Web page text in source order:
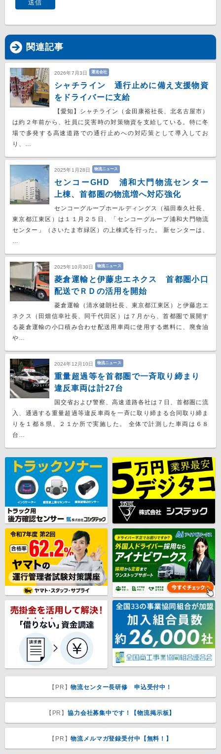
関連記事
2026年7月3日 運送会社
シャチライン 通行止めに備え支援物資
をドライバーに支給
【愛知】シャチライン（金田康裕社長、北名古屋市）
は約２年前から、社員に災害時の対策物資を支給している。特に冬
場で多発する高速道路での通行止めへの対応策として導入してお
り、…
2025年1月28日 物流ニュース
センコーGHD 浦和大門物流センター
上棟、首都圏の物流増へ対応強化
センコーグループホールディングス（福田泰久社長、
東京都江東区）は１１月２５日、「センコーグループ浦和大門物流
センター」（さいたま市緑区）の上棟式を行った。 新センターは、
…
2025年10月30日 物流ニュース
菱倉運輸と伊藤忠エネクス 首都圏小口
配送でＲＤの活用を開始
菱倉運輸（清水健朗社長、東京都江東区）と伊藤忠エ
ネクス（田畑信幸社長、同千代田区）は７月から、首都圏で展開す
る菱倉運輸の小口積み合わせ配送用車両に使用する燃料に、廃食油
や…
2024年12月10日 物流ニュース
重量超過等を首都圏で一斉取り締まり
違反車両は計27台
国交省および警察、高速道路各社は７日、首都圏に流
入、通過する重量超過等違反車両を一斉に取り締まる合同取り締ま
りを１都８県、２１か所で実施した。 全体で計測した車両は６８
台…
【PR】物流センター長研修 申込受付中！
【PR】協力会社募集中です！【物流掲示板】
【PR】物流メルマガ登録受付中【無料！】